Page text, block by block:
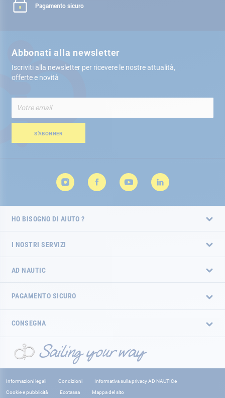
Pagamento sicuro
Abbonati alla newsletter
Iscriviti alla newsletter per ricevere le nostre attualità,
offerte e novità
alla
nostra
Newsletter:S’ABONNER
HO BISOGNO DI AIUTO ?
I NOSTRI SERVIZI
AD NAUTIC
PAGAMENTO SICURO
CONSEGNA
Informazioni legali Condizioni
Informativa sulla privacy AD NAUTICe
Cookie e pubblicità
Ecotassa Mappa del sito